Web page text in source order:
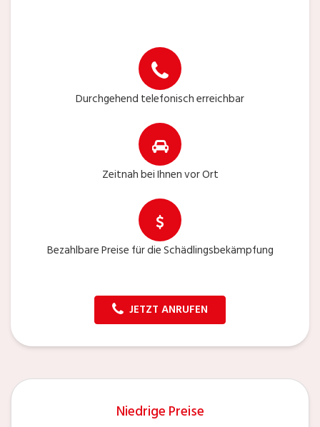
Durchgehend telefonisch erreichbar
Zeitnah bei Ihnen vor Ort
Bezahlbare Preise für die Schädlingsbekämpfung
JETZT ANRUFEN
Niedrige Preise